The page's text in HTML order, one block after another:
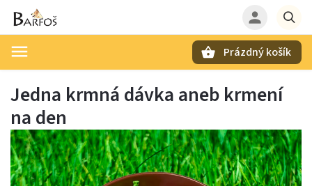
Prázdný košík
Jedna krmná dávka aneb krmení
na den